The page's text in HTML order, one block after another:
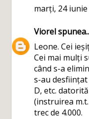
marți, 24 iunie
Viorel
Leone. Cei
Cei mai mulți
când s-a
s-au
D, etc.
(instruirea
trec de 4.000.